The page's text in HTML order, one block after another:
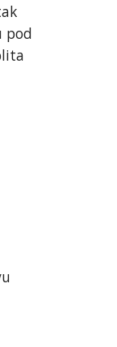
pod